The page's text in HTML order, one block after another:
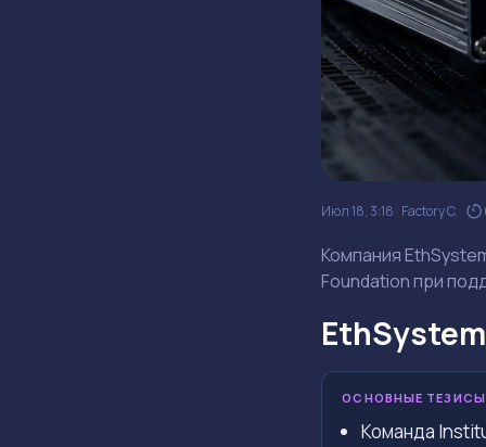
Июл 18, 3:18 Factory C.
Компания
Foundation при
ОСНОВНЫЕ ТЕЗИСЫ
Команда